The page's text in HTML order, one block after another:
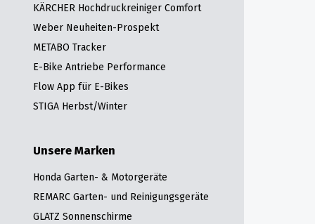
KÄRCHER Hochdruckreiniger Comfort
Weber Neuheiten-Prospekt
METABO Tracker
E-Bike Antriebe Performance
Flow App für E-Bikes
STIGA Herbst/Winter
Unsere Marken
Honda Garten- & Motorgeräte
REMARC Garten- und Reinigungsgeräte
GLATZ Sonnenschirme